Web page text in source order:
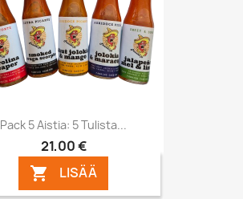
Pack 5 Aistia: 5 Tulista...
21,00 €
 LISÄÄ